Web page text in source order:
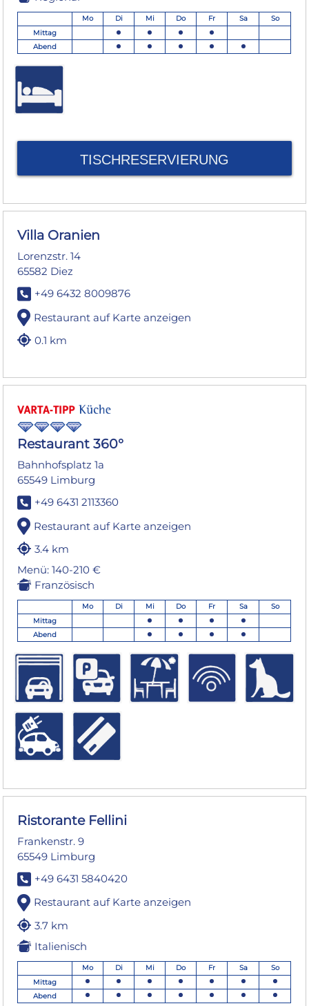
Mo Di Mi Do Fr Sa
So
Mittag
Abend
TISCHRESERVIERUNG
Villa Oranien
Lorenzstr. 14
65582 Diez
+49 6432 8009876
Restaurant auf Karte anzeigen
0.1 km
Restaurant 360°
Bahnhofsplatz 1a
65549 Limburg
+49 6431 2113360
Restaurant auf Karte anzeigen
3.4 km
Menü: 140-210 €
Französisch
Mo Di Mi Do Fr Sa
So
Mittag
Abend
Ristorante Fellini
Frankenstr. 9
65549 Limburg
+49 6431 5840420
Restaurant auf Karte anzeigen
3.7 km
Italienisch
Mo Di Mi Do Fr Sa
So
Mittag
Abend